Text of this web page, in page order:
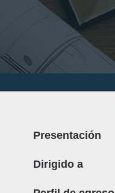
Presentación
Dirigido a